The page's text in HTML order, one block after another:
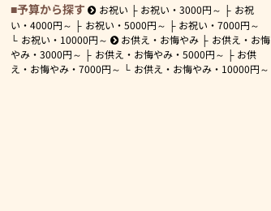
予算から探す お祝い お祝い・3000円～
お祝
い・ 4000円～ お祝い・ 5000円～ お祝い・7000円～
お祝い・ 10000円～ お供え・お悔やみ
お供え・お悔
やみ・ 3000円～ お供え・お悔やみ・ 5000円～
お供
え・お悔やみ・ 7000円～ お供え・お悔やみ・ 10000円～